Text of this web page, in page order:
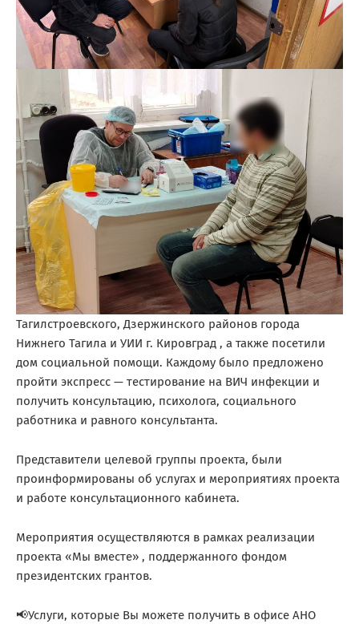
Тагилстроевского, Дзержинского районов города
Нижнего Тагила и УИИ г. Кировград , а также посетили
дом социальной помощи. Каждому было предложено
пройти экспресс — тестирование на ВИЧ инфекции и
получить консультацию, психолога, социального
работника и равного консультанта.
Представители целевой группы проекта, были
проинформированы об услугах и мероприятиях проекта
и работе консультационного кабинета.
Мероприятия осуществляются в рамках реализации
проекта «Мы вместе» , поддержанного фондом
президентских грантов.
📢Услуги, которые Вы можете получить в офисе АНО